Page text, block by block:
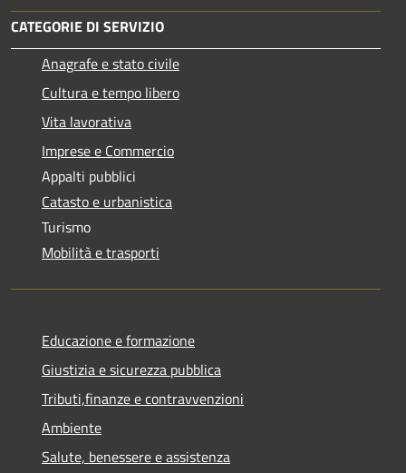
CATEGORIE DI SERVIZIO
Anagrafe e stato civile
Cultura e tempo libero
Vita lavorativa
Imprese e Commercio
Appalti pubblici
Catasto e urbanistica
Turismo
Mobilità e trasporti
Educazione e formazione
Giustizia e sicurezza pubblica
Tributi,finanze e contravvenzioni
Ambiente
Salute, benessere e assistenza